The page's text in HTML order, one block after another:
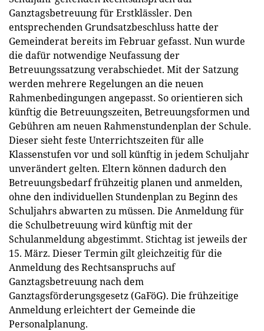
Ganztagsbetreuung für Erstklässler. Den
entsprechenden Grundsatzbeschluss hatte der
Gemeinderat bereits im Februar gefasst. Nun wurde
die dafür notwendige Neufassung der
Betreuungssatzung verabschiedet. Mit der Satzung
werden mehrere Regelungen an die neuen
Rahmenbedingungen angepasst. So orientieren sich
künftig die Betreuungszeiten, Betreuungsformen und
Gebühren am neuen Rahmenstundenplan der Schule.
Dieser sieht feste Unterrichtszeiten für alle
Klassenstufen vor und soll künftig in jedem Schuljahr
unverändert gelten. Eltern können dadurch den
Betreuungsbedarf frühzeitig planen und anmelden,
ohne den individuellen Stundenplan zu Beginn des
Schuljahrs abwarten zu müssen. Die Anmeldung für
die Schulbetreuung wird künftig mit der
Schulanmeldung abgestimmt. Stichtag ist jeweils der
15. März. Dieser Termin gilt gleichzeitig für die
Anmeldung des Rechtsanspruchs auf
Ganztagsbetreuung nach dem
Ganztagsförderungsgesetz (GaFöG). Die frühzeitige
Anmeldung erleichtert der Gemeinde die
Personalplanung.